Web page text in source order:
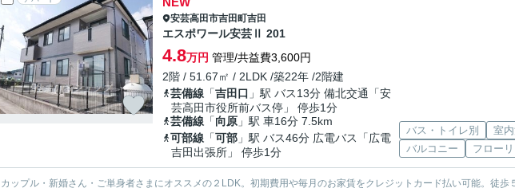
安芸高田市吉田町吉田
エスポワール安芸Ⅱ 201
4.8万円 管理/共益費3,600円
2階 / 51.67㎡ / 2LDK /築22年 /2階建
芸備線 「吉田口 」駅 バス13分 備北交通「安
芸高田市役所前バス停」 停歩1分
芸備線 「向原 」駅 車16分 7.5km
可部線 「可部 」駅 バス46分 広電バス「広電
吉田出張所」 停歩1分
バス・トイレ別 室
バルコニー
フロー
カップル・新婚さん・ご単身者さまにオススメの２LDK。初期費用や毎月のお家賃をクレジットカード払い可能。徒歩